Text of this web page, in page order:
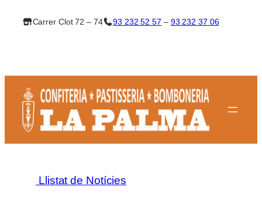
Carrer Clot 72 – 74 93 232 52 57 – 93 232 37 06
Llistat de Notícies